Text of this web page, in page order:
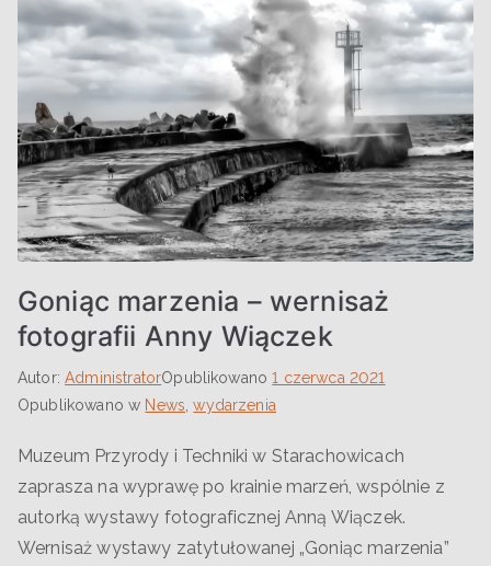
Goniąc marzenia – wernisaż
fotografii Anny Wiączek
Autor:AdministratorOpublikowano1 czerwca 2021
Opublikowano w News ,wydarzenia
Muzeum Przyrody i Techniki w Starachowicach
zaprasza na wyprawę po krainie marzeń, wspólnie z
autorką wystawy fotograficznej Anną Wiączek.
Wernisaż wystawy zatytułowanej „Goniąc marzenia”